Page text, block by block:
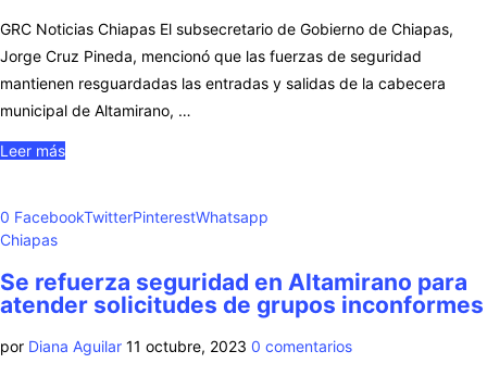
GRC Noticias Chiapas El subsecretario de Gobierno de Chiapas,
Jorge Cruz Pineda, mencionó que las fuerzas de seguridad
mantienen resguardadas las entradas y salidas de la cabecera
municipal de Altamirano, …
Leer más
0 FacebookTwitterPinterestWhatsapp
Chiapas
Se refuerza seguridad en Altamirano para
atender solicitudes de grupos inconformes
por Diana Aguilar 11 octubre, 2023 0 comentarios